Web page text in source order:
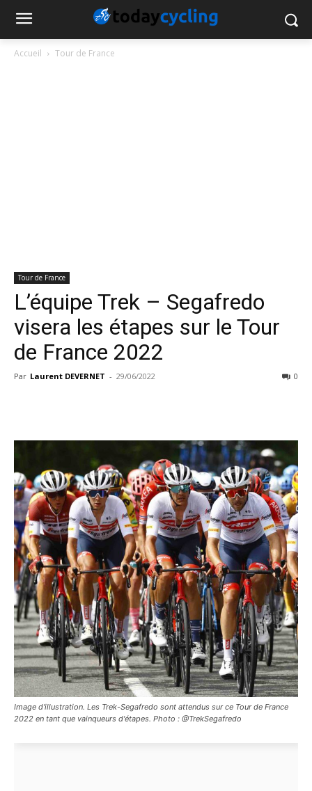
Accueil Tour de France
Tour de France
L’équipe Trek – Segafredo
visera les étapes sur le Tour
de France 2022
Par Laurent DEVERNET - 29/06/2022 0
Image d'illustration. Les Trek-Segafredo sont attendus sur ce Tour de France
2022 en tant que vainqueurs d'étapes. Photo : @TrekSegafredo